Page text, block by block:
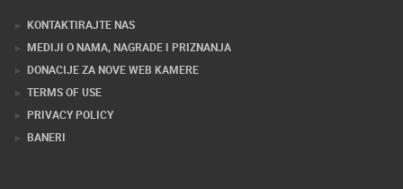
KONTAKTIRAJTE NAS
MEDIJI O NAMA, NAGRADE I PRIZNANJA
DONACIJE ZA NOVE WEB KAMERE
TERMS OF USE
PRIVACY POLICY
BANERI